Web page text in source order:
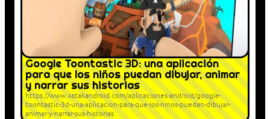
Google Toontastic 3D: una aplicación
para que los niños puedan dibujar, animar
y narrar sus historias
https://www.xatakandroid.com/aplicaciones-android/google-
toontastic-3d-una-aplicacion-para-que-los-ninos-puedan-dibujar-
animar-y-narrar-sus-historias